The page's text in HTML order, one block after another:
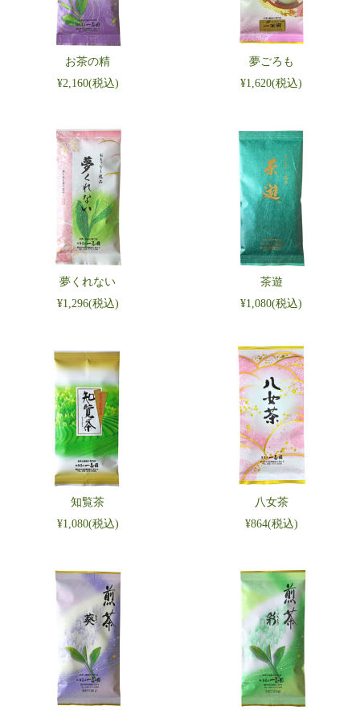
お茶の精
¥2,160(税込)
夢ごろも
¥1,620(税込)
夢くれない
¥1,296(税込)
茶遊
¥1,080(税込)
知覧茶
¥1,080(税込)
八女茶
¥864(税込)